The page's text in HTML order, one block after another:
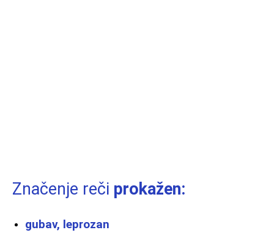
Značenje reči prokažen:
gubav, leprozan